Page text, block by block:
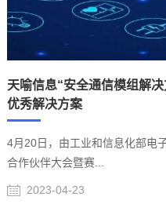
天喻信息“安全通信模组解
优秀解决方案
4月20日，由工业和信息化部电
合作伙伴大会暨赛...
2023-04-23